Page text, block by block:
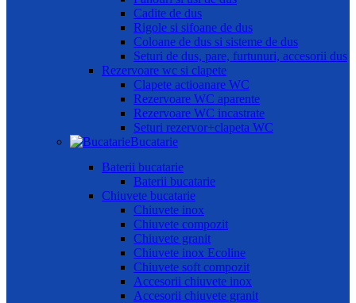
Cadite de dus
Rigole si sifoane de dus
Coloane de dus si sisteme de dus
Seturi de dus, pare, furtunuri, accesorii dus
Rezervoare wc si clapete
Clapete actioanare WC
Rezervoare WC aparente
Rezervoare WC incastrate
Seturi rezervor+clapeta WC
Bucatarie
Baterii bucatarie
Baterii bucatarie
Chiuvete bucatarie
Chiuvete inox
Chiuvete compozit
Chiuvete granit
Chiuvete inox Ecoline
Chiuvete soft compozit
Accesorii chiuvete inox
Accesorii chiuvete granit